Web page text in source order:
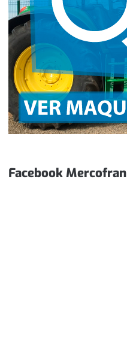
Facebook Mercofran